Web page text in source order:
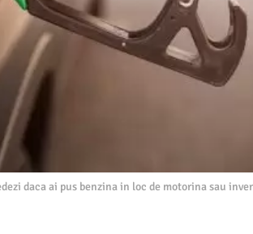
daca ai pus benzina in loc de motorina sau